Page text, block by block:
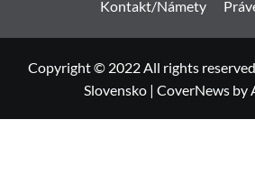
Kontakt/Námety
Copyright © 2022 All rights
Slovensko | CoverNews by